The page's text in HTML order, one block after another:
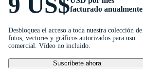
facturado anualmente
Desbloquea el acceso a toda nuestra colección de
fotos, vectores y gráficos autorizados para uso
comercial. Vídeo no incluido.
Suscríbete ahora